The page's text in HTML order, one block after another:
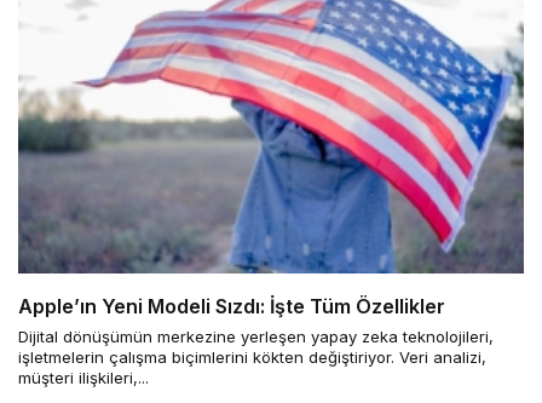
Apple’ın Yeni Modeli Sızdı: İşte Tüm Özellikler
Dijital dönüşümün merkezine yerleşen yapay zeka teknolojileri,
işletmelerin çalışma biçimlerini kökten değiştiriyor. Veri analizi,
müşteri ilişkileri,...